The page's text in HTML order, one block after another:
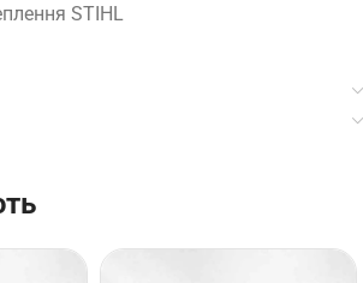
STIHL